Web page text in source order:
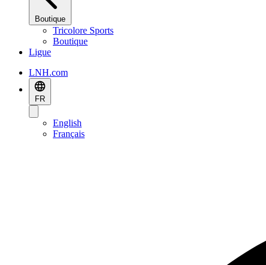
Boutique
Tricolore Sports
Boutique
Ligue
LNH.com
FR
English
Français